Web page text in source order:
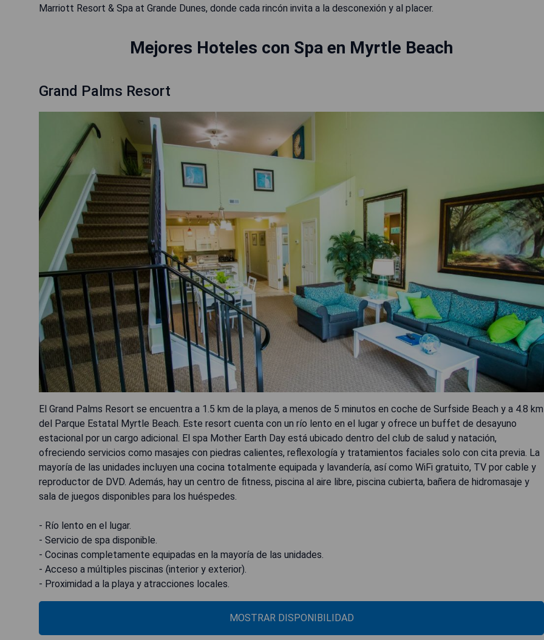
Marriott Resort & Spa at Grande Dunes, donde cada rincón invita a la desconexión y al placer.
Mejores Hoteles con Spa en Myrtle Beach
Grand Palms Resort
El Grand Palms Resort se encuentra a 1.5 km de la playa, a menos de 5 minutos en coche de Surfside Beach y a 4.8 km
del Parque Estatal Myrtle Beach. Este resort cuenta con un río lento en el lugar y ofrece un buffet de desayuno
estacional por un cargo adicional. El spa Mother Earth Day está ubicado dentro del club de salud y natación,
ofreciendo servicios como masajes con piedras calientes, reflexología y tratamientos faciales solo con cita previa. La
mayoría de las unidades incluyen una cocina totalmente equipada y lavandería, así como WiFi gratuito, TV por cable y
reproductor de DVD. Además, hay un centro de fitness, piscina al aire libre, piscina cubierta, bañera de hidromasaje y
sala de juegos disponibles para los huéspedes.
- Río lento en el lugar.
- Servicio de spa disponible.
- Cocinas completamente equipadas en la mayoría de las unidades.
- Acceso a múltiples piscinas (interior y exterior).
- Proximidad a la playa y atracciones locales.
MOSTRAR DISPONIBILIDAD